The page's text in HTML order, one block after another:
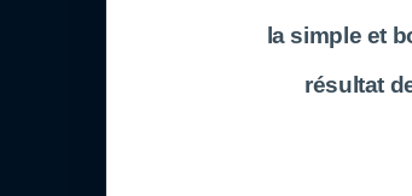
la simple et
résultat